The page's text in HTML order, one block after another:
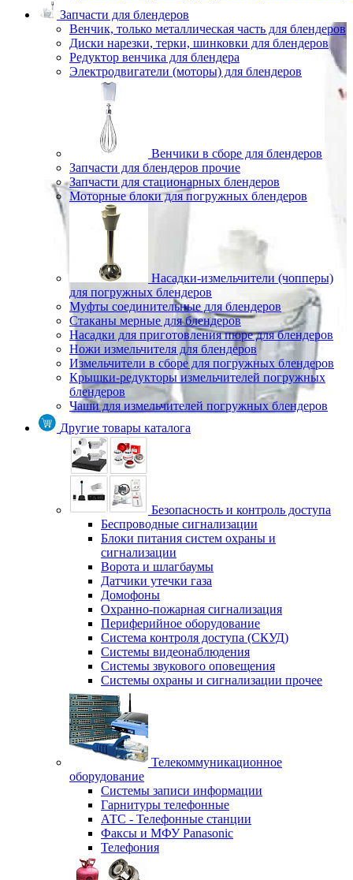
Запчасти для блендеров
Венчик, только металлическая часть для блендеров
Диски нарезки, терки, шинковки для блендеров
Редуктор венчика для блендера
Электродвигатели (моторы) для блендеров
Венчики в сборе для блендеров
Запчасти для блендеров прочие
Запчасти для стационарных блендеров
Моторные блоки для погружных блендеров
Насадки-измельчители (чопперы)
для погружных блендеров
Муфты соединительные для блендеров
Стаканы мерные для блендеров
Насадки для приготовления пюре для блендеров
Ножи измельчителя для блендеров
Измельчители в сборе для погружных блендеров
Крышки-редукторы измельчителей погружных
блендеров
Чаши для измельчителей погружных блендеров
Другие товары каталога
Безопасность и контроль доступа
Беспроводные сигнализации
Блоки питания систем охраны и
сигнализации
Ворота и шлагбаумы
Датчики утечки газа
Домофоны
Охранно-пожарная сигнализация
Периферийное оборудование
Система контроля доступа (СКУД)
Системы видеонаблюдения
Системы звукового оповещения
Системы охраны и сигнализации прочее
Телекоммуникационное
оборудование
Системы записи информации
Гарнитуры телефонные
АТС - Телефонные станции
Факсы и МФУ Panasonic
Телефония